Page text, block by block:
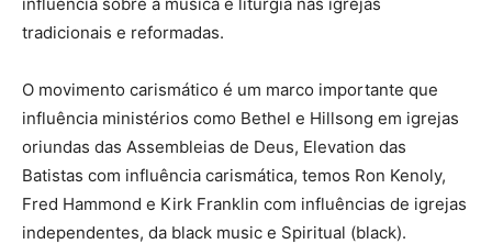
tradicionais e reformadas.
O movimento carismático é um marco importante que
influência ministérios como Bethel e Hillsong em igrejas
oriundas das Assembleias de Deus, Elevation das
Batistas com influência carismática, temos Ron Kenoly,
Fred Hammond e Kirk Franklin com influências de igrejas
independentes, da black music e Spiritual (black).